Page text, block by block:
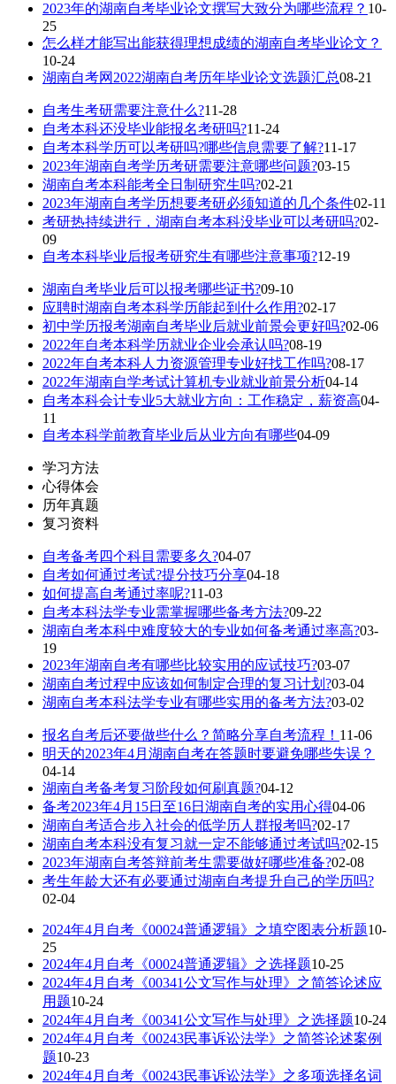
2023年的湖南自考毕业论文撰写大致分为哪些流程？ 10-
25
怎么样才能写出能获得理想成绩的湖南自考毕业论文？
10-24
湖南自考网2022湖南自考历年毕业论文选题汇总08-21
自考生考研需要注意什么?11-28
自考本科还没毕业能报名考研吗?11-24
自考本科学历可以考研吗?哪些信息需要了解?11-17
2023年湖南自考学历考研需要注意哪些问题?03-15
湖南自考本科能考全日制研究生吗?02-21
2023年湖南自考学历想要考研必须知道的几个条件02-11
考研热持续进行，湖南自考本科没毕业可以考研吗?02-
09
自考本科毕业后报考研究生有哪些注意事项?12-19
湖南自考毕业后可以报考哪些证书?09-10
应聘时湖南自考本科学历能起到什么作用?02-17
初中学历报考湖南自考毕业后就业前景会更好吗?02-06
2022年自考本科学历就业企业会承认吗?08-19
2022年自考本科人力资源管理专业好找工作吗?08-17
2022年湖南自学考试计算机专业就业前景分析04-14
自考本科会计专业5大就业方向：工作稳定，薪资高04-
11
自考本科学前教育毕业后从业方向有哪些04-09
学习方法
心得体会
历年真题
复习资料
自考备考四个科目需要多久?04-07
自考如何通过考试?提分技巧分享04-18
如何提高自考通过率呢?11-03
自考本科法学专业需掌握哪些备考方法?09-22
湖南自考本科中难度较大的专业如何备考通过率高?03-
19
2023年湖南自考有哪些比较实用的应试技巧?03-07
湖南自考过程中应该如何制定合理的复习计划?03-04
湖南自考本科法学专业有哪些实用的备考方法?03-02
报名自考后还要做些什么？简略分享自考流程！ 11-06
明天的2023年4月湖南自考在答题时要避免哪些失误？
04-14
湖南自考备考复习阶段如何刷真题?04-12
备考2023年4月15日至16日湖南自考的实用心得04-06
湖南自考适合步入社会的低学历人群报考吗?02-17
湖南自考本科没有复习就一定不能够通过考试吗?02-15
2023年湖南自考答辩前考生需要做好哪些准备?02-08
考生年龄大还有必要通过湖南自考提升自己的学历吗?
02-04
2024年4月自考《00024普通逻辑》之填空图表分析题10-
25
2024年4月自考《00024普通逻辑》之选择题10-25
2024年4月自考《00341公文写作与处理》之简答论述应
用题10-24
2024年4月自考《00341公文写作与处理》之选择题10-24
2024年4月自考《00243民事诉讼法学》之简答论述案例
题10-23
2024年4月自考《00243民事诉讼法学》之多项选择名词